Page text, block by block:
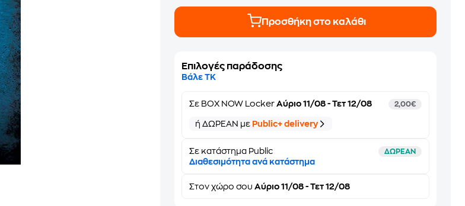
Προσθήκη στο καλάθι
Επιλογές παράδοσης
Βάλε ΤΚ
Σε BOX NOW Locker Αύριο 11/08 - Τετ 12/08 2,00€
ή ΔΩΡΕΑΝ με Public+ delivery
Σε κατάστημα Public ΔΩΡΕΑΝ
Διαθεσιμότητα ανά κατάστημα
Στονχώρο σου Αύριο 11/08 - Τετ 12/08